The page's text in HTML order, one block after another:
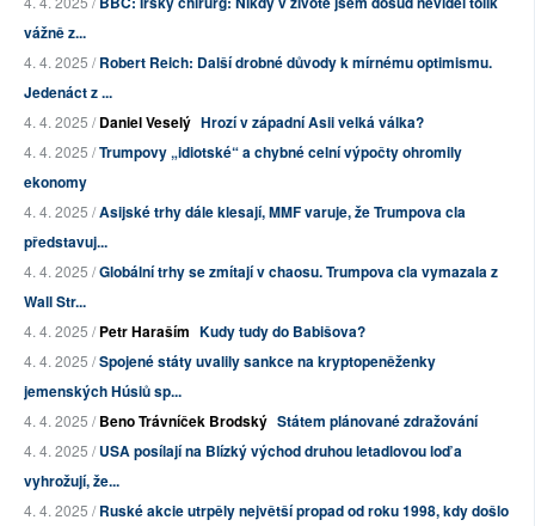
vážně z...
4. 4. 2025 /Robert Reich: Další drobné důvody k mírnému optimismu.
Jedenáct z ...
4. 4. 2025 /Daniel Veselý Hrozí v západní Asii velká válka?
4. 4. 2025 /Trumpovy „idiotské“ a chybné celní výpočty ohromily
ekonomy
4. 4. 2025 /Asijské trhy dále klesají, MMF varuje, že Trumpova cla
představuj...
4. 4. 2025 /Globální trhy se zmítají v chaosu. Trumpova cla vymazala z
Wall Str...
4. 4. 2025 /Petr Haraším Kudy tudy do Babišova?
4. 4. 2025 /Spojené státy uvalily sankce na kryptopeněženky
jemenských Húsiů sp...
4. 4. 2025 /Beno Trávníček Brodský Státem plánované zdražování
4. 4. 2025 /USA posílají na Blízký východ druhou letadlovou loď a
vyhrožují, že...
4. 4. 2025 /Ruské akcie utrpěly největší propad od roku 1998, kdy došlo